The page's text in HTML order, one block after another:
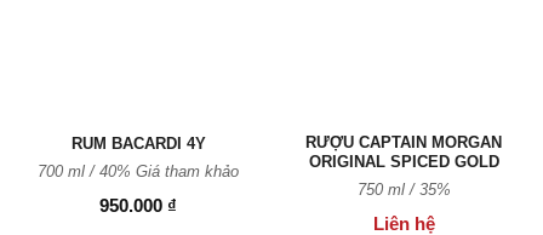
RUM BACARDI 4Y
950.000 ₫
700 ml / 40% Giá tham khảo
RƯỢU CAPTAIN MORGAN
ORIGINAL SPICED GOLD
Liên hệ
750 ml / 35%